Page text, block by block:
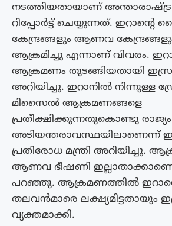
നടത്തിയതായാണ് അന്താരാഷ്ട്ര
റിപ്പോർട്ട് ചെയ്യുന്നത്. ഇറാന്റെ
കേന്ദ്രങ്ങളും ആണവ
ആക്രമിച്ചു എന്നാണ് വിവരം.
ആക്രമണം തുടങ്ങിയതായി
അറിയിച്ചു. ഇറാനിൽ നിന്നുള്ള
മിസൈൽ ആക്രമണങ്ങളെ
പ്രതീക്ഷിക്കുന്നതുകൊണ്ടു
അടിയന്തരാവസ്ഥയിലാണെന്ന്
പ്രതിരോധ മന്ത്രി അറിയിച്ചു.
ആണവ ഭീഷണി
പറഞ്ഞു. ആക്രമണത്തിൽ
തലവൻമാരെ ലക്ഷ്യമിട്ടതായും
വ്യക്തമാക്കി.